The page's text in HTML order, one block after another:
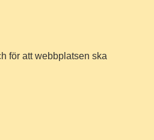
för att webbplatsen ska